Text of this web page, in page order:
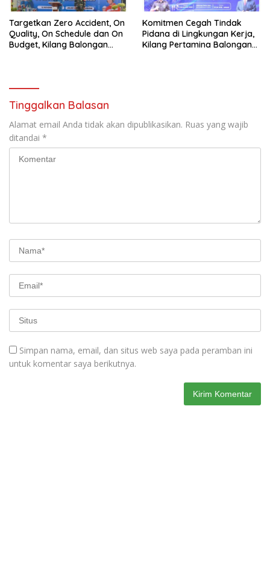
Targetkan Zero Accident, On
Quality, On Schedule dan On
Budget, Kilang Balongan
Komitmen Cegah Tindak
Pidana di Lingkungan Kerja,
Kilang Pertamina Balongan
Tinggalkan Balasan
Alamat email Anda tidak akan dipublikasikan. Ruas yang wajib
ditandai *
Simpan nama, email, dan situs web saya pada peramban ini
untuk komentar saya berikutnya.